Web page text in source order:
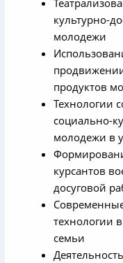
культурно-
молодежи
продуктов
Технологии
социально-
молодежи в
курсантов
досуговой
технологии
семьи